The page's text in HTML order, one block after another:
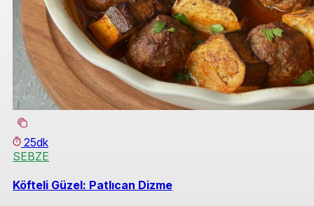
25dk
SEBZE
Köfteli Güzel: Patlıcan Dizme